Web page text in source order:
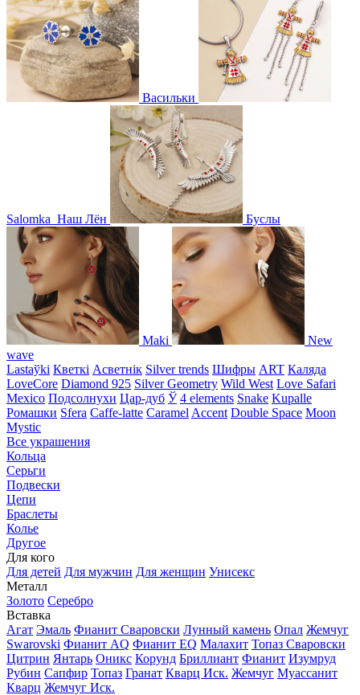
Васильки
Salomka Наш Лён Буслы
Maki
New
wave
Lastaўki Кветкі Асветнiк Silver trends Шифры ART Каляда
LoveCore Diamond 925 Silver Geometry Wild West Love Safari
Mexico Подсолнухи Цар-дуб Ў 4 elements Snake Kupalle
Ромашки Sfera Caffe-latte Caramel Accent Double Space Moon
Mystic
Все украшения
Кольца
Серьги
Подвески
Цепи
Браслеты
Колье
Другое
Для кого
Для детей Для мужчин Для женщин Унисекс
Металл
Золото Серебро
Вставка
Агат Эмаль Фианит Сваровски Лунный камень Опал Жемчуг
Swarovski Фианит AQ Фианит EQ Малахит Топаз Сваровски
Цитрин Янтарь Оникс Корунд Бриллиант Фианит Изумруд
Рубин Сапфир Топаз Гранат Кварц Иск. Жемчуг Муассанит
Кварц Жемчуг Иск.